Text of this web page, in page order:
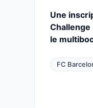
Une
Challenge
le
FC